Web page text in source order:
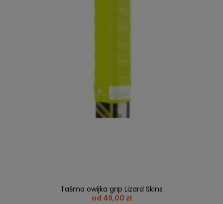
Taśma owijka grip Lizard Skins
od 49,00 zł